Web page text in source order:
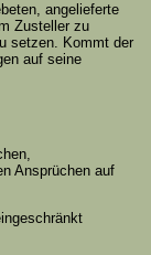
angelieferte
Zusteller zu
setzen. Kommt der
auf seine
Ansprüchen auf